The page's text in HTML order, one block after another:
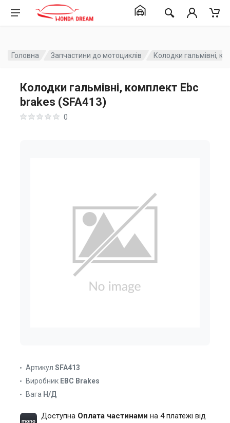
Головна Запчастини до мотоциклів Колодки гальмівні,
Колодки гальмівні, комплект Ebc
brakes (SFA413)
0
Артикул SFA413
Виробник EBC Brakes
Вага Н/Д
Доступна Оплата частинами на 4 платежі від